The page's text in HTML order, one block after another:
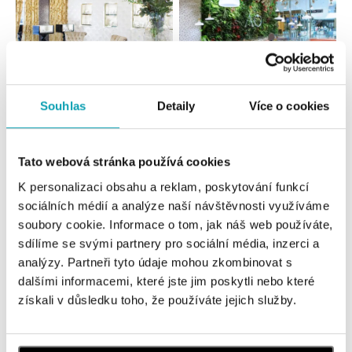
Souhlas Detaily Více o cookies
Tato webová stránka používá cookies
K personalizaci obsahu a reklam, poskytování funkcí
sociálních médií a analýze naší návštěvnosti využíváme
soubory cookie. Informace o tom, jak náš web používáte,
sdílíme se svými partnery pro sociální média, inzerci a
analýzy. Partneři tyto údaje mohou zkombinovat s
dalšími informacemi, které jste jim poskytli nebo které
získali v důsledku toho, že používáte jejich služby.
Všetky Česko Slovensko
ALO diamonds Hilton, Košice
Hlavná 123/1, 040 01 Košice
tel.: +421 911 854 322, +421 917 869 485
otvorené v Pondelok od 09:00
ALOve OC Aupark, Bratislava
Einsteinova 3541/18, 851 01 Bratislava
tel.: +421917090556